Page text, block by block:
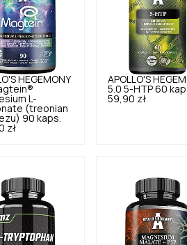
HEGEMONY
L-
(treonian
90 kaps.
zł
APOLLO'S
5.0 5-HTP 60
59,90 zł